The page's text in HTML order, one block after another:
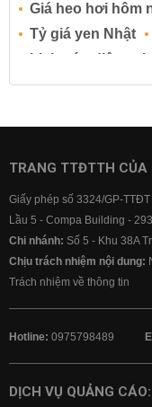
Giá heo hơi hôm
Tỷ giá yen Nhật
Lịch cúp điện
Lãi suất tiết kiệm
Lãi suất ngân
Lãi suất ngân
TRANG TTĐTTH CỦA
Giấy phép số 3324/GP-
Lầu 5 - Compa Building -
Chi nhánh: Số 5 - Khu 38A
Chịu trách nhiệm nội dung:
Trách nhiệm về thông tin
Hotline: 0975798489
DỊCH VỤ QUẢNG CÁO: